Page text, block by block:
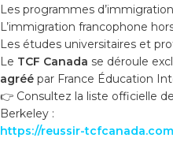
Les programmes
L’immigration francophone
Les études universitaires et
Le TCF Canada se déroule
agréé par France Éducation
👉 Consultez la liste officielle
Berkeley :
https://reussir-